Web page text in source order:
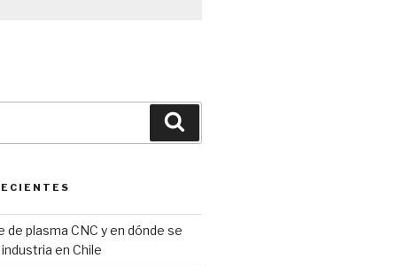
de plasma CNC y en dónde se
en Chile